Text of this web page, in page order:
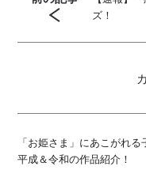
ズ！
「お姫さま」にあこがれ
平成＆令和の作品紹介！